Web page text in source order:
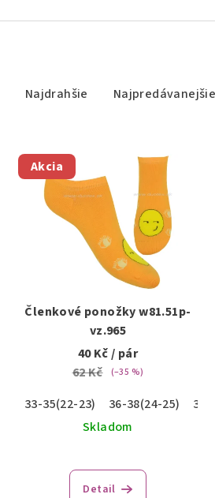
Najdrahšie Najpredávanejšie
Akcia
Členkové ponožky w81.51p-
vz.965
40 Kč/ pár
62 Kč
(–35 %)
33-35(22-23) 36-38(24-25)
39-
Skladom
Detail